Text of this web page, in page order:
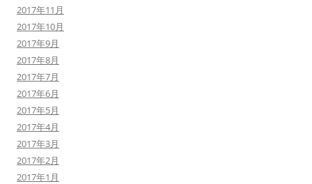
2017年11月
2017年10月
2017年9月
2017年8月
2017年7月
2017年6月
2017年5月
2017年4月
2017年3月
2017年2月
2017年1月